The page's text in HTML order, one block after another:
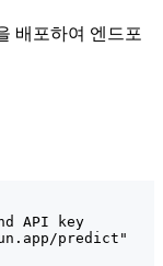
배포하여 엔드포
API key
predict"